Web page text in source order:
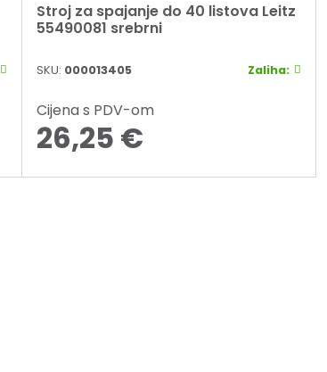
Stroj za spajanje do 40 listova Leitz
55490081 srebrni
SKU: 000013405 Zaliha:
Cijena s PDV-om
26,25 €